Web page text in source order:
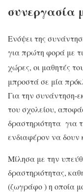
συνεργασία
Ενόψει της
για πρώτη φορά με
χώρες, οι μαθητές
μπροστά σε μία
Για την συνάντηση-
του σχολείου,
δραστηριότητα για
ενδιαφέρον να
Μίλησα με την
δραστηριότητας,
(ζωγράφο ) η οποία